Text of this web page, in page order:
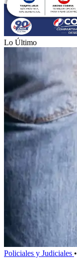
Lo Último
Policiales y Judiciales •